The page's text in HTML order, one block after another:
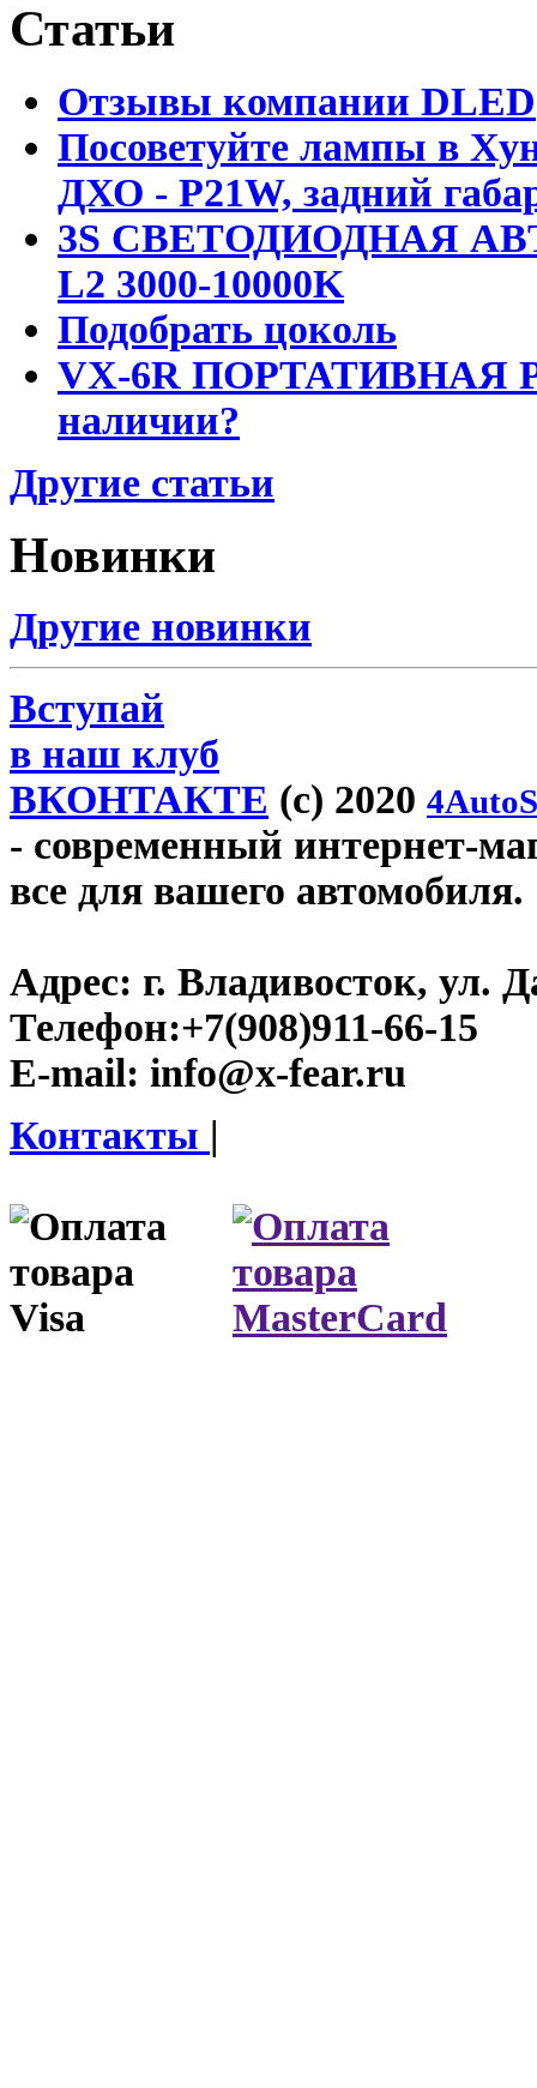
Статьи
Отзывы компании DLED
Посоветуйте лампы в
ДХО - P21W, задний
3S СВЕТОДИОДНАЯ
L2 3000-10000K
Подобрать цоколь
VX-6R ПОРТАТИВНАЯ
наличии?
Другие статьи
Новинки
Другие новинки
Вступай
в наш клуб
ВКОНТАКТЕ (c) 2020
- современный интернет-
все для вашего автомобиля.
Адрес: г. Владивосток, ул.
Телефон:+7(908)911-66-15
E-mail: info@x-fear.ru
Контакты |